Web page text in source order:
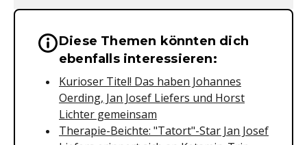
Wichtige Hinweise &
Diese Themen könnten dich
ebenfalls interessieren:
Kurioser Titel! Das haben Johannes
Oerding, Jan Josef Liefers und Horst
Lichter gemeinsam
Therapie-Beichte: "Tatort"-Star Jan Josef